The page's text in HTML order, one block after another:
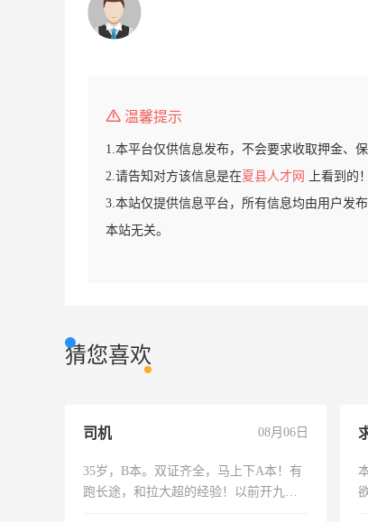
温馨提示
1.本平台仅供信息发布，不会要求收取押金、
2.请告知对方该信息是在夏县人才网
上看到的！
3.本站仅提供信息平台，所有信息均由用户发
本站无关。
猜您喜欢
司机 08月06日
35岁，B本。双证齐全，马上下A本！有
跑长途，和拉大超的经验！以前开九米